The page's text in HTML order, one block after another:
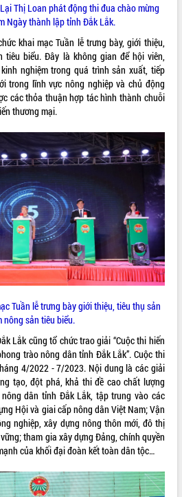
chế
sĩ
gói
đột
số
hạ
Thị Loan phát động thi đua chào mừng
Ngày thành lập tỉnh Đắk Lắk.
khai mạc Tuần lễ trưng bày, giới thiệu,
tiêu biểu. Đây là không gian để hội viên,
nghiệm trong quá trình sản xuất, tiếp
trong lĩnh vực nông nghiệp và chủ động
các thỏa thuận hợp tác hình thành chuỗi
thương mại.
Tuần lễ trưng bày giới thiệu, tiêu thụ sản
nông sản tiêu biểu.
Lắk cũng tổ chức trao giải “Cuộc thi hiến
trào nông dân tỉnh Đắk Lắk”. Cuộc thi
4/2022 - 7/2023. Nội dung là các giải
tạo, đột phá, khả thi đề cao chất lượng
dân tỉnh Đắk Lắk, tập trung vào các
Hội và giai cấp nông dân Việt Nam; Vận
nghiệp, xây dựng nông thôn mới, đô thị
tham gia xây dựng Đảng, chính quyền
của khối đại đoàn kết toàn dân tộc…